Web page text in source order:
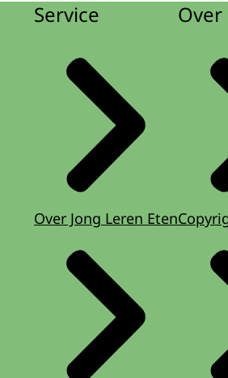
Service
Over Jong Leren Eten